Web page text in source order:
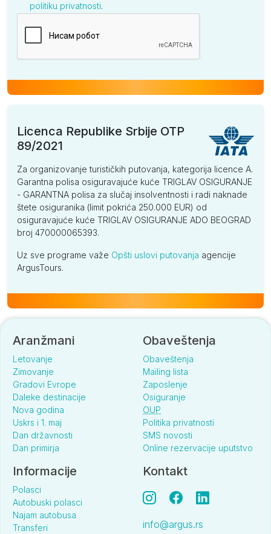
politiku privatnosti.
Licenca Republike Srbije OTP
89/2021
Za organizovanje turističkih putovanja, kategorija licence A.
Garantna polisa osiguravajuće kuće TRIGLAV OSIGURANJE
- GARANTNA polisa za slučaj insolventnosti i radi naknade
štete osiguranika (limit pokrića 250.000 EUR) od
osiguravajuće kuće TRIGLAV OSIGURANJE ADO BEOGRAD
broj 470000065393.
Uz sve programe važe Opšti uslovi putovanja agencije
ArgusTours.
Aranžmani
Letovanje
Zimovanje
Gradovi Evrope
Daleke destinacije
Nova godina
Uskrs i 1. maj
Dan državnosti
Dan primirja
Obaveštenja
Obaveštenja
Mailing lista
Zaposlenje
Osiguranje
OUP
Politika privatnosti
SMS novosti
Online rezervacije uputstvo
Informacije
Polasci
Autobuski polasci
Najam autobusa
Transferi
Kontakt
info@argus.rs